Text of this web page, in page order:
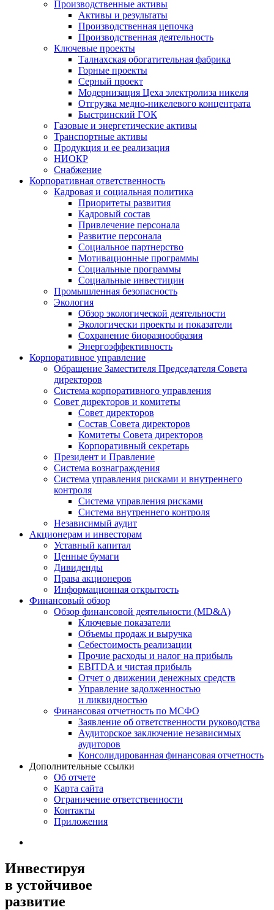
Производственные активы
Активы и результаты
Производственная цепочка
Производственная деятельность
Ключевые проекты
Талнахская обогатительная фабрика
Горные проекты
Серный проект
Модернизация Цеха электролиза никеля
Отгрузка медно-никелевого концентрата
Быстринский ГОК
Газовые и энергетические активы
Транспортные активы
Продукция и ее реализация
НИОКР
Снабжение
Корпоративная ответственность
Кадровая и социальная политика
Приоритеты развития
Кадровый состав
Привлечение персонала
Развитие персонала
Социальное партнерство
Мотивационные программы
Социальные программы
Социальные инвестиции
Промышленная безопасность
Экология
Обзор экологической деятельности
Экологически проекты и показатели
Сохранение биоразнообразия
Энергоэффективность
Корпоративное управление
Обращение Заместителя Председателя Совета
директоров
Система корпоративного управления
Совет директоров и комитеты
Совет директоров
Состав Совета директоров
Комитеты Совета директоров
Корпоративный секретарь
Президент и Правление
Система вознаграждения
Система управления рисками и внутреннего
контроля
Система управления рисками
Система внутреннего контроля
Независимый аудит
Акционерам и инвесторам
Уставный капитал
Ценные бумаги
Дивиденды
Права акционеров
Информационная открытость
Финансовый обзор
Обзор финансовой деятельности (MD&A)
Ключевые показатели
Объемы продаж и выручка
Себестоимость реализации
Прочие расходы и налог на прибыль
EBITDA и чистая прибыль
Отчет о движении денежных средств
Управление задолженностью
и ликвидностью
Финансовая отчетность по МСФО
Заявление об ответственности руководства
Аудиторское заключение независимых
аудиторов
Консолидированная финансовая отчетность
Дополнительные ссылки
Об отчете
Карта сайта
Ограничение ответственности
Контакты
Приложения
Инвестируя
в устойчивое
развитие